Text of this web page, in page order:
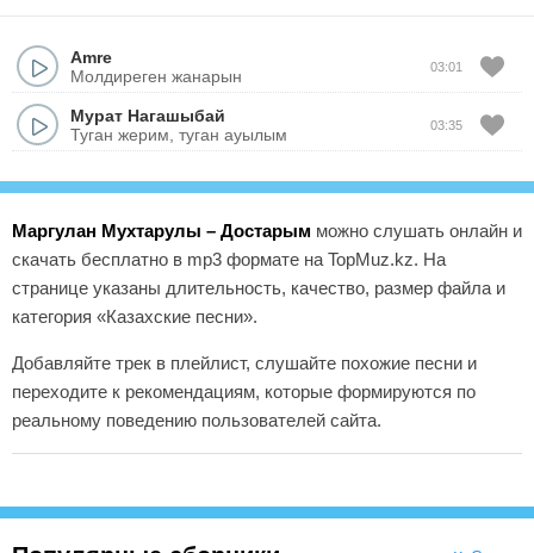
Amre
Молдиреген жанарын
03:01
Мурат Нагашыбай
Туган жерим, туган ауылым
03:35
Маргулан Мухтарулы – Достарым можно слушать онлайн и
скачать бесплатно в mp3 формате на TopMuz.kz. На
странице указаны длительность, качество, размер файла и
категория «Казахские песни».
Добавляйте трек в плейлист, слушайте похожие песни и
переходите к рекомендациям, которые формируются по
реальному поведению пользователей сайта.